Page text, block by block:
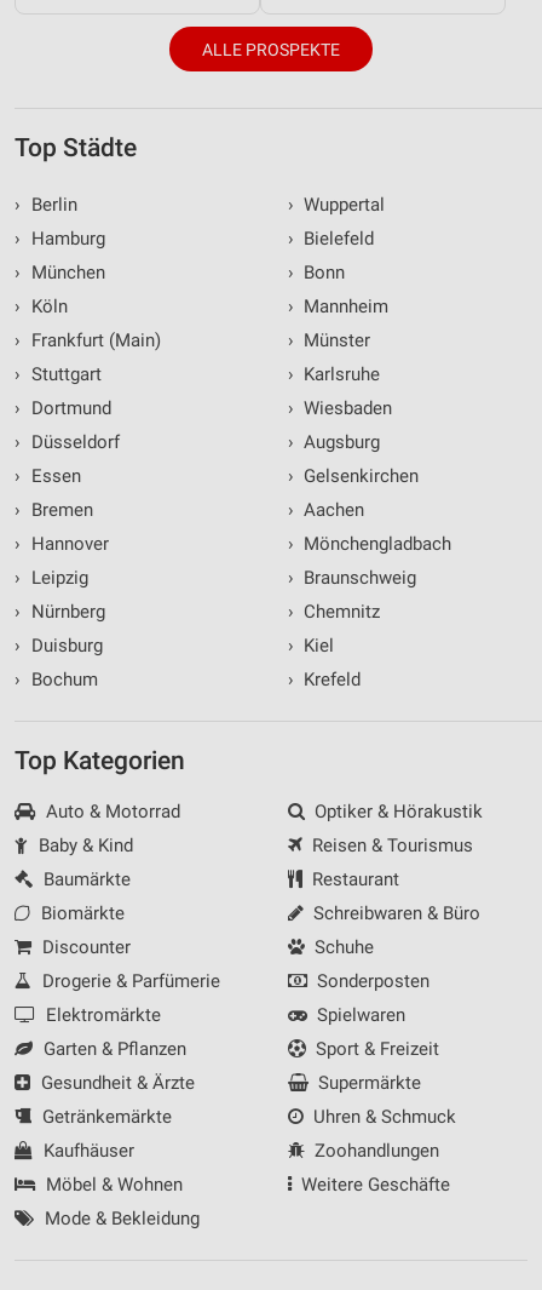
ALLE PROSPEKTE
Top Städte
›
Berlin
›
Hamburg
›
München
›
Köln
›
Frankfurt (Main)
› Stuttgart
›
Dortmund
›
Düsseldorf
›
Essen
›
Bremen
›
Hannover
›
Leipzig
›
Nürnberg
›
Duisburg
›
Bochum
› Wuppertal
› Bielefeld
› Bonn
› Mannheim
› Münster
› Karlsruhe
› Wiesbaden
› Augsburg
› Gelsenkirchen
› Aachen
› Mönchengladbach
› Braunschweig
› Chemnitz
› Kiel
› Krefeld
Top Kategorien
Auto & Motorrad
Baby & Kind
Baumärkte
Biomärkte
Discounter
Drogerie & Parfümerie
Elektromärkte
Garten & Pflanzen
Gesundheit & Ärzte
Getränkemärkte
Kaufhäuser
Möbel & Wohnen
Mode & Bekleidung
Optiker & Hörakustik
Reisen & Tourismus
Restaurant
Schreibwaren & Büro
Schuhe
Sonderposten
Spielwaren
Sport & Freizeit
Supermärkte
Uhren & Schmuck
Zoohandlungen
Weitere Geschäfte